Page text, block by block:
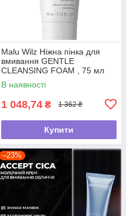
Malu Wilz Ніжна пінка для
вмивання GENTLE
CLEANSING FOAM , 75 мл
В наявності
1 048,74 ₴ 1 362 ₴
Купити
–23%